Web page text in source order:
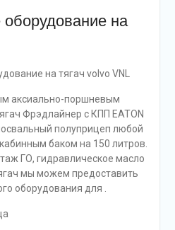
оборудование на
аксиально-поршневым
Фрэдлайнер с КПП EATON
полуприцеп любой
баком на 150 литров.
ГО, гидравлическое масло
мы можем предоставить
оборудования для .